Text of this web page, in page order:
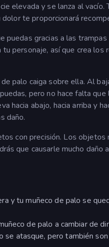
elevada y se lanza al
te proporcionará
gracias a las
personaje, así que crea
palo caiga sobre ella. Al
pero no hace falta
hacia abajo, hacia arriba y
daño.
con precisión. Los objetos
que causarle mucho daño
y tu muñeco de palo se
de palo a cambiar de
se atasque, pero también